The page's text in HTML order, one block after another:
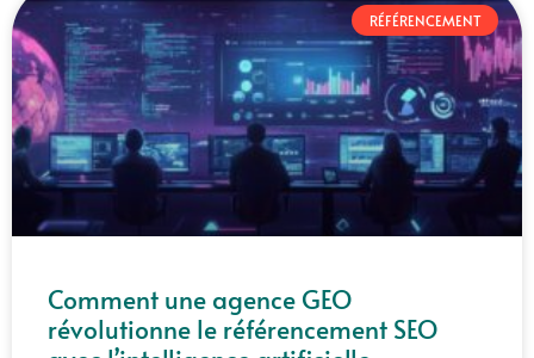
RÉFÉRENCEMENT
Comment une agence GEO
révolutionne le référencement SEO